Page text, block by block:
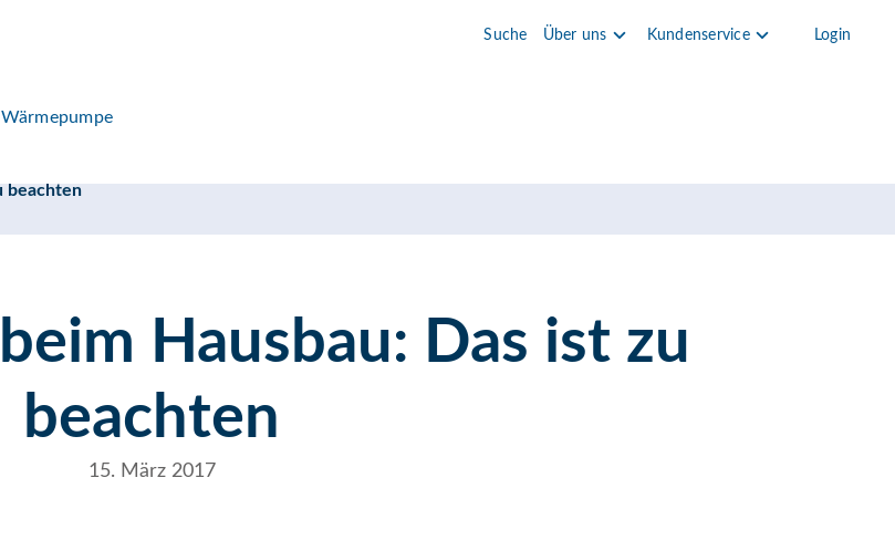
Suche Über uns Kundenservice Login
Wärmepumpe
beachten
Hausbau: Das ist zu
beachten
15. März 2017